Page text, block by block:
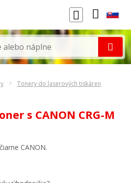
Tonery do laserových tiskáren
s CANON CRG-M
CANON.